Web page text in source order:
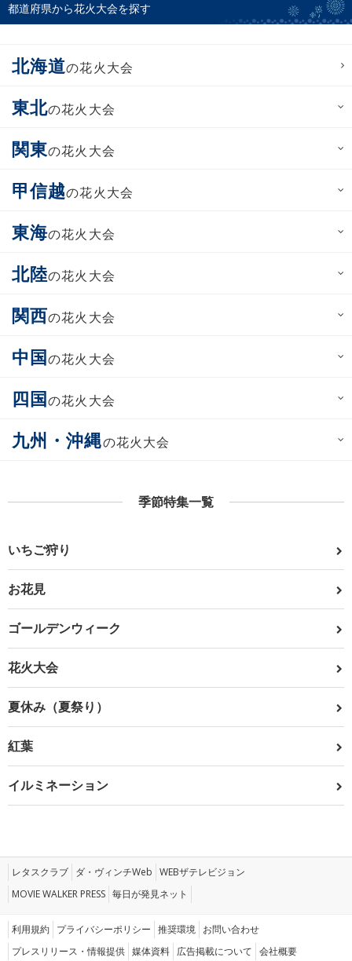
都道府県から花火大会を探す
北海道の花火大会
東北の花火大会
関東の花火大会
甲信越の花火大会
東海の花火大会
北陸の花火大会
関西の花火大会
中国の花火大会
四国の花火大会
九州・沖縄の花火大会
季節特集一覧
いちご狩り
お花見
ゴールデンウィーク
花火大会
夏休み（夏祭り）
紅葉
イルミネーション
レタスクラブ ダ・ヴィンチWeb WEBザテレビジョン
MOVIE WALKER PRESS 毎日が発見ネット
利用規約 プライバシーポリシー 推奨環境 お問い合わせ
プレスリリース・情報提供 媒体資料 広告掲載について 会社概要